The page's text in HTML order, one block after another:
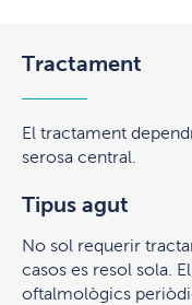
Tractament
El tractament
serosa central.
Tipus agut
No sol requerir
casos es resol sola.
oftalmològics